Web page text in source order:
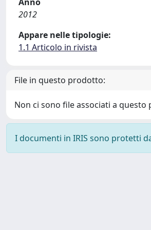
2012
Appare nelle tipologie:
1.1 Articolo in rivista
File in questo prodotto:
Non ci sono file associati a questo
I documenti in IRIS sono protetti